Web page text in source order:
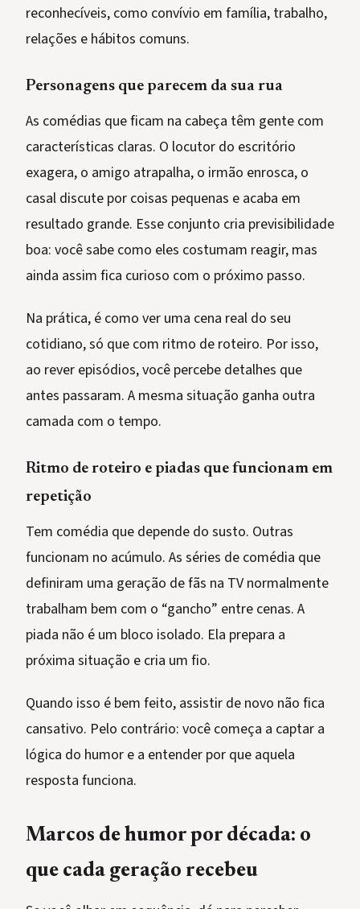
reconhecíveis, como convívio em família, trabalho,
relações e hábitos comuns.
Personagens que parecem da sua rua
As comédias que ficam na cabeça têm gente com
características claras. O locutor do escritório
exagera, o amigo atrapalha, o irmão enrosca, o
casal discute por coisas pequenas e acaba em
resultado grande. Esse conjunto cria previsibilidade
boa: você sabe como eles costumam reagir, mas
ainda assim fica curioso com o próximo passo.
Na prática, é como ver uma cena real do seu
cotidiano, só que com ritmo de roteiro. Por isso,
ao rever episódios, você percebe detalhes que
antes passaram. A mesma situação ganha outra
camada com o tempo.
Ritmo de roteiro e piadas que funcionam em
repetição
Tem comédia que depende do susto. Outras
funcionam no acúmulo. As séries de comédia que
definiram uma geração de fãs na TV normalmente
trabalham bem com o “gancho” entre cenas. A
piada não é um bloco isolado. Ela prepara a
próxima situação e cria um fio.
Quando isso é bem feito, assistir de novo não fica
cansativo. Pelo contrário: você começa a captar a
lógica do humor e a entender por que aquela
resposta funciona.
Marcos de humor por década: o
que cada geração recebeu